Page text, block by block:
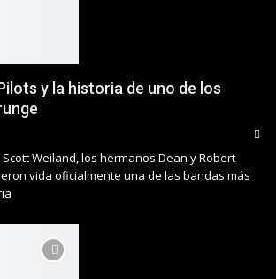
y la historia de uno de los
Weiland, los hermanos Dean y Robert
vida oficialmente una de las bandas más